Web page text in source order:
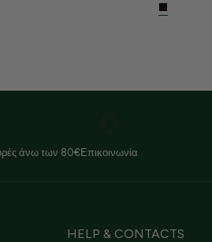
άνω των 80€Επικοινωνία
HELP & CONTACTS